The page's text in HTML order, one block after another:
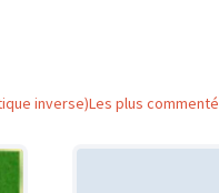
inverse)Les plus